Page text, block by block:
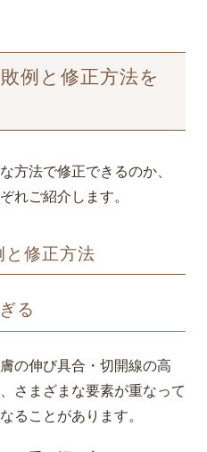
例と修正方法を
方法で修正できるのか、
れご紹介します。
と修正方法
る
の伸び具合・切開線の高
さまざまな要素が重なって
ることがあります。